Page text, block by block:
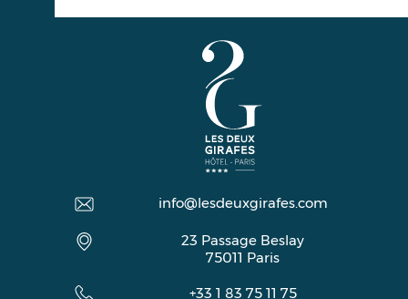
info@lesdeuxgirafes.com
23 Passage Beslay
75011 Paris
+33 1 83 75 11 75